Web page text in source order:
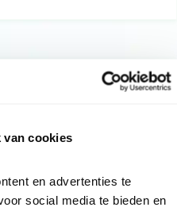
van cookies
en advertenties te
social media te bieden en